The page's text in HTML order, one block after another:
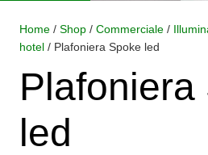
Home / Shop / Commerciale /
hotel / Plafoniera Spoke led
Plafoniera
led